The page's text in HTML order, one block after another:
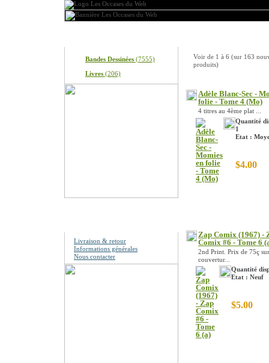
Bandes Dessinées (7555)
Livres (206)
Livraison & retour
Informations générales
Nous contacter
Voir de 1 à 6 (sur 163
produits)
Adèle Blanc-Sec -
folie - Tome 4 (Mo)
4 titres au 4ème plat ...
Quantité
1
Etat :
$4.00
Zap Comix (1967) -
Comix #6 - Tome 6
2nd Print. Prix de 75ç
couvertur...
Quantité
Etat : Neuf
$5.00